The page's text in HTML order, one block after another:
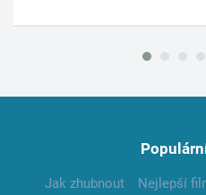
Jak zhubnout Nejlepší